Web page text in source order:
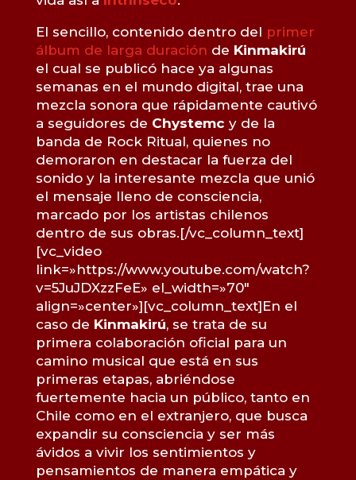
El sencillo, contenido dentro del primer
álbum de larga duración de Kinmakirú
el cual se publicó hace ya algunas
semanas en el mundo digital, trae una
mezcla sonora que rápidamente cautivó
a seguidores de Chystemc y de la
banda de Rock Ritual, quienes no
demoraron en destacar la fuerza del
sonido y la interesante mezcla que unió
el mensaje lleno de consciencia,
marcado por los artistas chilenos
dentro de sus obras.[/vc_column_text]
[vc_video
link=»https://www.youtube.com/watch?
v=5JuJDXzzFeE» el_width=»70″
align=»center»][vc_column_text]En el
caso de Kinmakirú, se trata de su
primera colaboración oficial para un
camino musical que está en sus
primeras etapas, abriéndose
fuertemente hacia un público, tanto en
Chile como en el extranjero, que busca
expandir su consciencia y ser más
ávidos a vivir los sentimientos y
pensamientos de manera empática y